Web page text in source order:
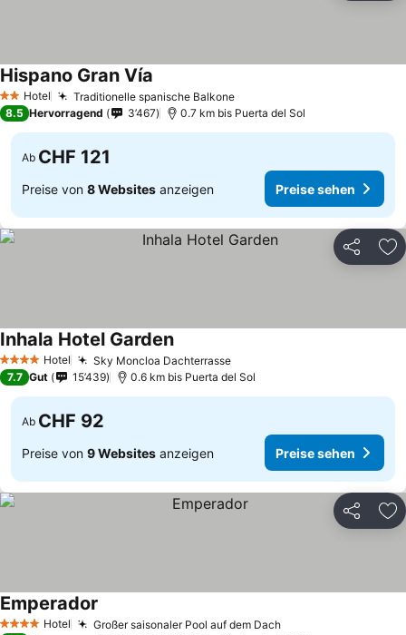
2 Sterne
Hotel Traditionelle spanische BalkonePreise sehen
Hispano Gran Vía
8.5 Hervorragend 3’467 0.7 km bis Puerta del Sol
Ab CHF 121
Preise von 8 Websites anzeigen Preise sehen
Teilen
4 Sterne Hotel Sky Moncloa DachterrassePreise sehen
Inhala Hotel GardenPreise sehen
7.7 Gut 15’439 0.6 km bis Puerta del Sol
Ab CHF 92
Preise von 9 Websites anzeigen Preise sehen
Teilen
4 Sterne Hotel Großer saisonaler Pool auf dem DachPreise sehen
Emperador